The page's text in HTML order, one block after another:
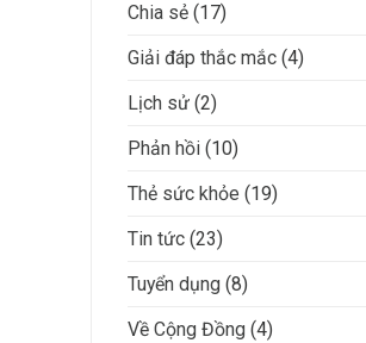
Chia sẻ (17)
Giải đáp thắc mắc (4)
Lịch sử (2)
Phản hồi (10)
Thẻ sức khỏe (19)
Tin tức (23)
Tuyển dụng (8)
Về Cộng Đồng (4)